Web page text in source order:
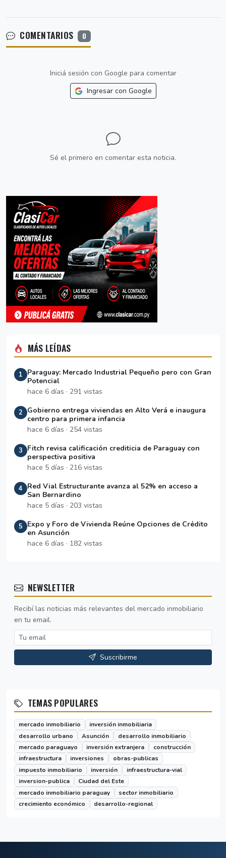
COMENTARIOS 0
Iniciá sesión con Google para comentar
Ingresar con Google
Sé el primero en comentar esta noticia.
MÁS LEÍDAS
1
Paraguay: Mercado Industrial Pequeño pero con Gran
Potencial
hace 6 días · 291 vistas
2
Gobierno entrega viviendas en Alto Verá e inaugura
centro para primera infancia
hace 6 días · 254 vistas
3
Fitch revisa calificación crediticia de Paraguay con
perspectiva positiva
hace 5 días · 216 vistas
4
Red Vial Estructurante avanza al 52% en acceso a
San Bernardino
hace 5 días · 203 vistas
5
Expo y Foro de Vivienda Reúne Opciones de Crédito
en Asunción
hace 6 días · 182 vistas
NEWSLETTER
Recibí las noticias más relevantes del mercado inmobiliario
en tu email.
Suscribirme
TEMAS POPULARES
mercado inmobiliario
inversión inmobiliaria
desarrollo urbano
Asunción
desarrollo inmobiliario
mercado paraguayo
inversión extranjera
construcción
infraestructura
inversiones
obras-publicas
impuesto inmobiliario
inversión
infraestructura-vial
inversion-publica
Ciudad del Este
mercado inmobiliario paraguay
sector inmobiliario
crecimiento económico
desarrollo-regional